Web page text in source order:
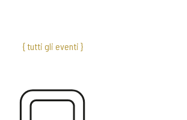
{ tutti gli eventi }